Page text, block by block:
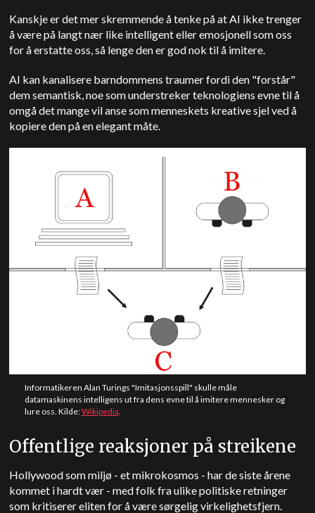
Kanskje er det mer skremmende å tenke på at AI ikke trenger
å være på langt nær like intelligent eller emosjonell som oss
for å erstatte oss, så lenge den er god nok til å imitere.
AI kan kanalisere barndommens traumer fordi den "forstår"
dem semantisk, noe som understreker teknologiens evne til å
omgå det mange vil anse som menneskets kreative sjel ved å
kopiere den på en elegant måte.
Informatikeren Alan Turings "Imitasjonsspill" skulle måle
datamaskinens intelligens ut fra dens evne til å imitere mennesker og
lure oss. Kilde:Wikipedia
Offentlige reaksjoner på streikene
Hollywood som miljø - et mikrokosmos - har de siste årene
kommet i hardt vær - med folk fra ulike politiske retninger
som kritiserer eliten for å være sørgelig virkelighetsfjern.